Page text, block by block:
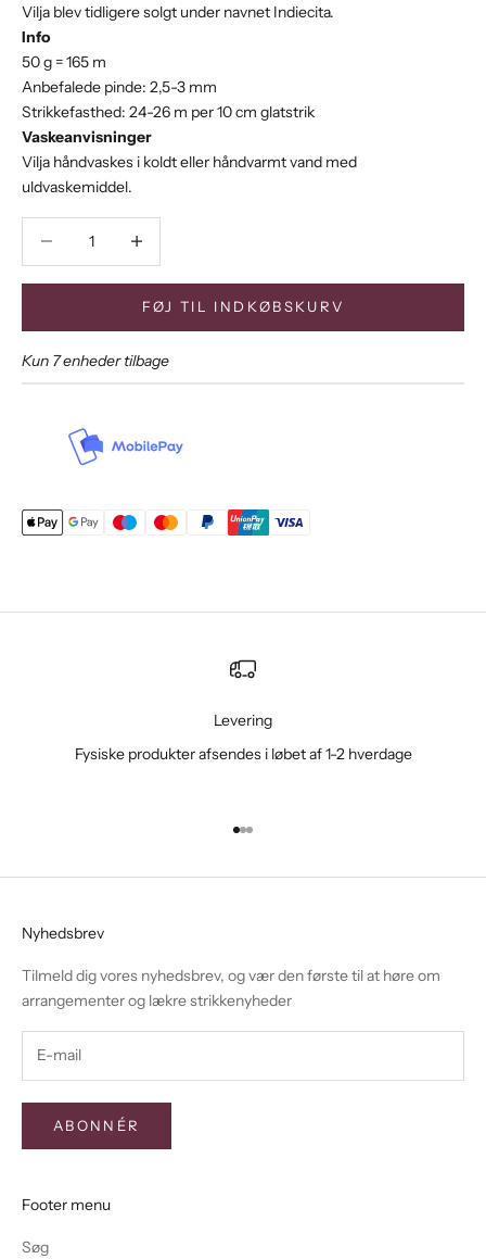
Vilja blev tidligere solgt under navnet Indiecita.
Info
50 g = 165 m
Anbefalede pinde: 2,5-3 mm
Strikkefasthed: 24-26 m per 10 cm glatstrik
Vaskeanvisninger
Vilja håndvaskes i koldt eller håndvarmt vand med
uldvaskemiddel.
FØJ TIL INDKØBSKURV
Kun 7 enheder tilbage
Levering
Fysiske produkter afsendes i løbet af 1-2 hverdage
Gå til element 1
Gå til element 2
Gå til element 3
Nyhedsbrev
Tilmeld dig vores nyhedsbrev, og vær den første til at høre om
arrangementer og lækre strikkenyheder
ABONNÉR
Footer menu
Søg